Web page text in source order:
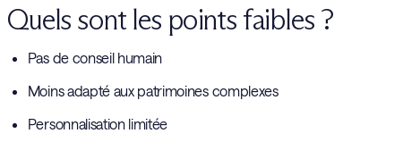
Quels sont les points faibles ?
Pas de conseil humain
Moins adapté aux patrimoines complexes
Personnalisation limitée